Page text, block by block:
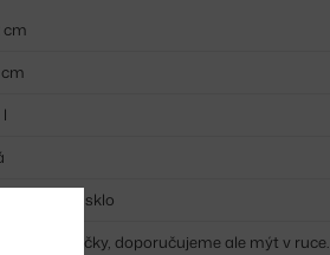
cm
l
foukané sklo
do myčky, doporučujeme ale mýt v ruce.